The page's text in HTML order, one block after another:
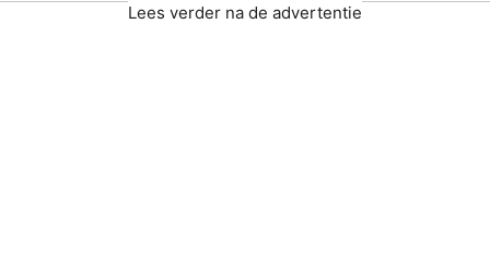
Lees verder na de advertentie